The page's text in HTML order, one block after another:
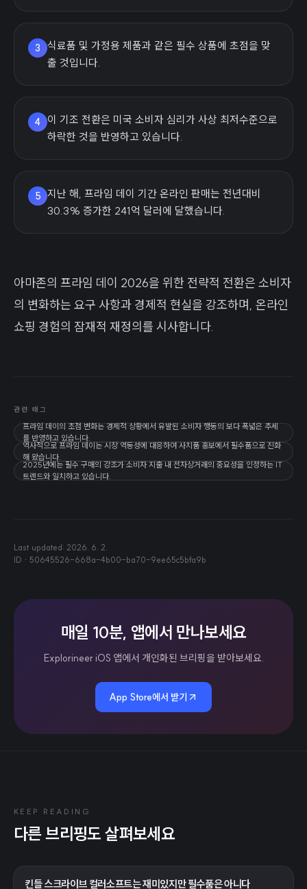
3
식료품 및 가정용 제품과 같은 필수 상품에 초점을 맞
출 것입니다.
4
이 기조 전환은 미국 소비자 심리가 사상 최저수준으로
하락한 것을 반영하고 있습니다.
5 지난 해, 프라임 데이 기간 온라인 판매는 전년대비
30.3% 증가한 241억 달러에 달했습니다.
아마존의 프라임 데이 2026을 위한 전략적 전환은 소비자
의 변화하는 요구 사항과 경제적 현실을 강조하며, 온라인
쇼핑 경험의 잠재적 재정의를 시사합니다.
관련 태그
프라임 데이의 초점 변화는 경제적 상황에서 유발된 소비자 행동의 보다 폭넓은 추세
를 반영하고 있습니다.
역사적으로 프라임 데이는 시장 역동성에 대응하여 사치품 홍보에서 필수품으로 진화
해 왔습니다.
2025년에는 필수 구매의 강조가 소비자 지출 내 전자상거래의 중요성을 인정하는 IT
트렌드와 일치하고 있습니다.
Last updated: 2026. 6. 2.
ID · 50645526-668a-4b00-ba70-9ee65c5bfa9b
매일 10분, 앱에서 만나보세요
Explorineer iOS 앱에서 개인화된 브리핑을 받아보세요.
App Store에서 받기
KEEP READING
다른 브리핑도 살펴보세요
킨들 스크라이브 컬러소프트는 재미있지만 필수품은 아니다